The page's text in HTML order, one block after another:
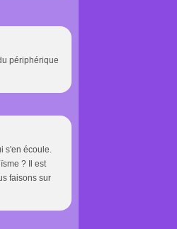
périphérique
s'en écoule.
? Il est
faisons sur